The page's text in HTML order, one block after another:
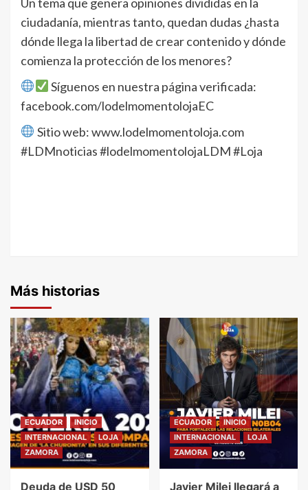
ciudadanía, mientras tanto, quedan dudas ¿hasta
dónde llega la libertad de crear contenido y dónde
comienza la protección de los menores?
Síguenos en nuestra página verificada:
facebook.com/lodelmomentolojaEC
Sitio web: www.lodelmomentoloja.com
#LDMnoticias #lodelmomentolojaLDM #Loja
Más historias
ECUADOR
INICIO
INTERNACIONAL
LOJA
ZAMORA
Deuda de USD 50
ECUADOR
INICIO
INTERNACIONAL
LOJA
ZAMORA
Javier Milei llegará a